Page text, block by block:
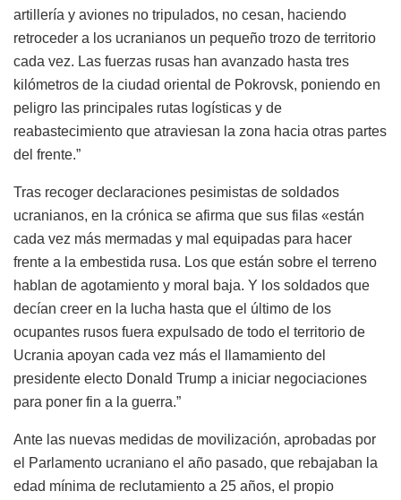
artillería y aviones no tripulados, no cesan, haciendo
retroceder a los ucranianos un pequeño trozo de territorio
cada vez. Las fuerzas rusas han avanzado hasta tres
kilómetros de la ciudad oriental de Pokrovsk, poniendo en
peligro las principales rutas logísticas y de
reabastecimiento que atraviesan la zona hacia otras partes
del frente.”
Tras recoger declaraciones pesimistas de soldados
ucranianos, en la crónica se afirma que sus filas «están
cada vez más mermadas y mal equipadas para hacer
frente a la embestida rusa. Los que están sobre el terreno
hablan de agotamiento y moral baja. Y los soldados que
decían creer en la lucha hasta que el último de los
ocupantes rusos fuera expulsado de todo el territorio de
Ucrania apoyan cada vez más el llamamiento del
presidente electo Donald Trump a iniciar negociaciones
para poner fin a la guerra.”
Ante las nuevas medidas de movilización, aprobadas por
el Parlamento ucraniano el año pasado, que rebajaban la
edad mínima de reclutamiento a 25 años, el propio